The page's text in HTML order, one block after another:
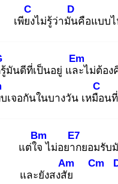
เพียง
C
ไม่รู้ว่ามัน
D
คือแบบ
มันดีที่เป็นอยู่ และ
Em
ไม่ต้อง
บเจอกันในบางวัน เหมือ
C
น
แต่ใจ
Bm
ไม่อยาก
E7
ยอมรับ
และยังสงสัย
Am Cm